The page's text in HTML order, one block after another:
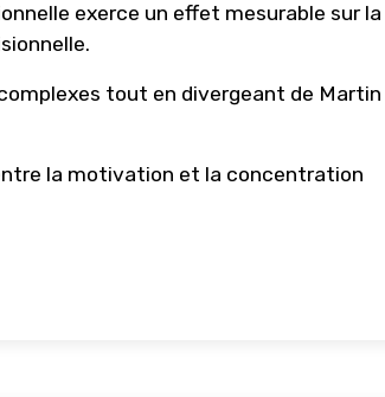
exerce un effet mesurable sur la
tout en divergeant de Martin
la motivation et la concentration